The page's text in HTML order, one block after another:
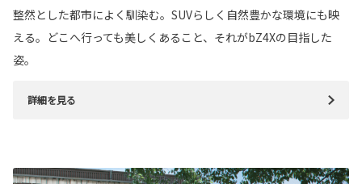
整然とした都市によく馴染む。SUVらしく自然豊かな環境にも映
える。どこへ行っても美しくあること、それがbZ4Xの目指した
姿。
詳細を見る